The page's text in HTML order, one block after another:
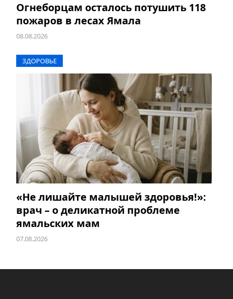
Огнеборцам осталось потушить 118
пожаров в лесах Ямала
08.08.2026
ЗДОРОВЬЕ
«Не лишайте малышей здоровья!»:
врач – о деликатной проблеме
ямальских мам
07.08.2026